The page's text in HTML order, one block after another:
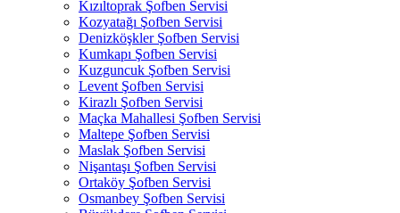
Kızıltoprak Şofben Servisi
Kozyatağı Şofben Servisi
Denizköşkler Şofben Servisi
Kumkapı Şofben Servisi
Kuzguncuk Şofben Servisi
Levent Şofben Servisi
Kirazlı Şofben Servisi
Maçka Mahallesi Şofben Servisi
Maltepe Şofben Servisi
Maslak Şofben Servisi
Nişantaşı Şofben Servisi
Ortaköy Şofben Servisi
Osmanbey Şofben Servisi